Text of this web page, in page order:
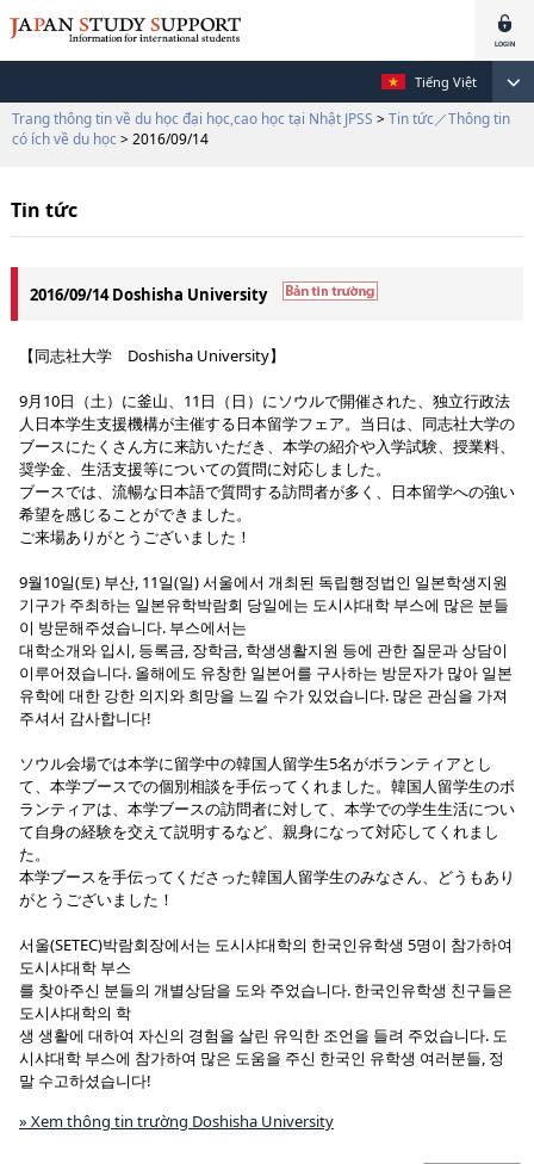
Tiếng Việt
Trang thông tin về du học đại học,cao học tại Nhật JPSS > Tin tức／Thông tin
có ích về du học > 2016/09/14
Tin tức
2016/09/14 Doshisha University
【同志社大学 Doshisha University】
9月10日（土）に釜山、11日（日）にソウルで開催された、独立行政法
人日本学生支援機構が主催する日本留学フェア。当日は、同志社大学の
ブースにたくさん方に来訪いただき、本学の紹介や入学試験、授業料、
奨学金、生活支援等についての質問に対応しました。
ブースでは、流暢な日本語で質問する訪問者が多く、日本留学への強い
希望を感じることができました。
ご来場ありがとうございました！
9월10일(토) 부산, 11일(일) 서울에서 개최된 독립행정법인 일본학생지원
기구가 주최하는 일본유학박람회 당일에는 도시샤대학 부스에 많은 분들
이 방문해주셨습니다. 부스에서는
대학소개와 입시, 등록금, 장학금, 학생생활지원 등에 관한 질문과 상담이
이루어졌습니다. 올해에도 유창한 일본어를 구사하는 방문자가 많아 일본
유학에 대한 강한 의지와 희망을 느낄 수가 있었습니다. 많은 관심을 가져
주셔서 감사합니다!
ソウル会場では本学に留学中の韓国人留学生5名がボランティアとし
て、本学ブースでの個別相談を手伝ってくれました。韓国人留学生のボ
ランティアは、本学ブースの訪問者に対して、本学での学生生活につい
て自身の経験を交えて説明するなど、親身になって対応してくれまし
た。
本学ブースを手伝ってくださった韓国人留学生のみなさん、どうもあり
がとうございました！
서울(SETEC)박람회장에서는 도시샤대학의 한국인유학생 5명이 참가하여
도시샤대학 부스
를 찾아주신 분들의 개별상담을 도와 주었습니다. 한국인유학생 친구들은
도시샤대학의 학
생 생활에 대하여 자신의 경험을 살린 유익한 조언을 들려 주었습니다. 도
시샤대학 부스에 참가하여 많은 도움을 주신 한국인 유학생 여러분들, 정
말 수고하셨습니다!
» Xem thông tin trường Doshisha University